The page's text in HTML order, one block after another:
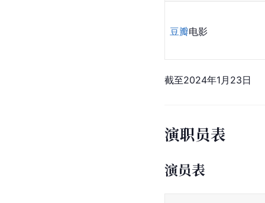
豆瓣电影
截至2024年1月23日
演职员表
演员表